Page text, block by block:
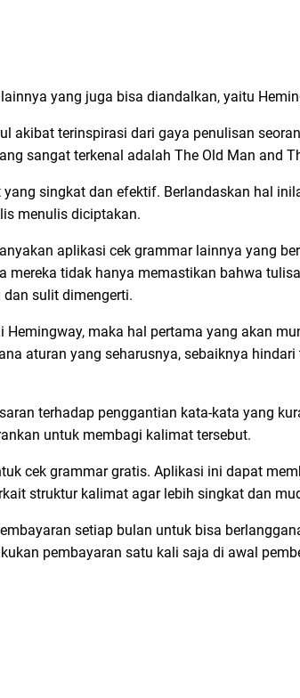
yang juga bisa diandalkan, yaitu
akibat terinspirasi dari gaya penulisan
sangat terkenal adalah The Old Man and
singkat dan efektif. Berlandaskan hal
menulis diciptakan.
aplikasi cek grammar lainnya yang
tidak hanya memastikan bahwa
sulit dimengerti.
maka hal pertama yang akan
aturan yang seharusnya, sebaiknya
terhadap penggantian kata-kata yang
untuk membagi kalimat tersebut.
cek grammar gratis. Aplikasi ini dapat
struktur kalimat agar lebih singkat dan
setiap bulan untuk bisa
pembayaran satu kali saja di awal